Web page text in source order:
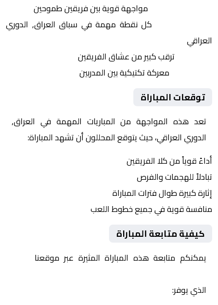
مواجهة قوية بين فريقين طموحين
كل نقطة مهمة في سباق العراق, الدوري
العراقي
ترقب كبير من عشاق الفريقين
معركة تكتيكية بين المدربين
توقعات المباراة
تعد هذه المواجهة من المباريات المهمة في العراق,
الدوري العراقي، حيث يتوقع المحللون أن تشهد المباراة:
أداءً قوياً من كلا الفريقين
تبادلاً للهجمات والفرص
إثارة كبيرة طوال فترات المباراة
منافسة قوية في جميع خطوط اللعب
كيفية متابعة المباراة
يمكنكم متابعة هذه المباراة المثيرة عبر موقعنا
الذي يوفر: